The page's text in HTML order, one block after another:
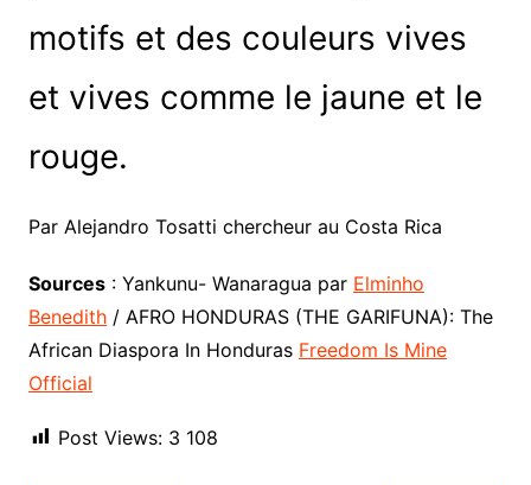
motifs et des couleurs vives
et vives comme le jaune et le
rouge.
Par Alejandro Tosatti chercheur au Costa Rica
Sources: Yankunu- Wanaragua par Elminho
Benedith/ AFRO HONDURAS (THE GARIFUNA): The
African Diaspora In Honduras Freedom Is Mine
Official
Post Views: 3 108